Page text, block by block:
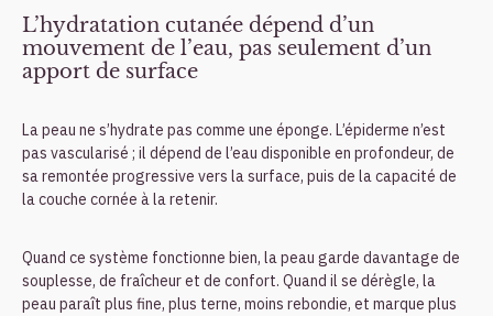
L’hydratation cutanée dépend d’un
mouvement de l’eau, pas seulement d’un
apport de surface
La peau ne s’hydrate pas comme une éponge. L’épiderme n’est
pas vascularisé ; il dépend de l’eau disponible en profondeur, de
sa remontée progressive vers la surface, puis de la capacité de
la couche cornée à la retenir.
Quand ce système fonctionne bien, la peau garde davantage de
souplesse, de fraîcheur et de confort. Quand il se dérègle, la
peau paraît plus fine, plus terne, moins rebondie, et marque plus